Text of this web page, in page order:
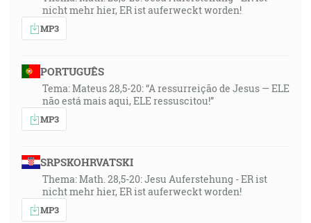
nicht mehr hier, ER ist auferweckt worden!
MP3
PORTUGUÊS
Tema: Mateus 28,5-20: “A ressurreição de Jesus — ELE
não está mais aqui, ELE ressuscitou!”
MP3
SRPSKOHRVATSKI
Thema: Math. 28,5-20: Jesu Auferstehung - ER ist
nicht mehr hier, ER ist auferweckt worden!
MP3